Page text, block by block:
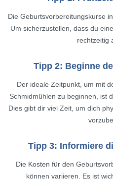
Die Geburtsvorbereitungskurse
Um sicherzustellen, dass du
rechtzeitig
Tipp 2: Beginne
Der ideale Zeitpunkt, um mit
Schmidmühlen zu beginnen, ist
Dies gibt dir viel Zeit, um dich
Tipp 3: Informiere
Die Kosten für den
können variieren. Es ist